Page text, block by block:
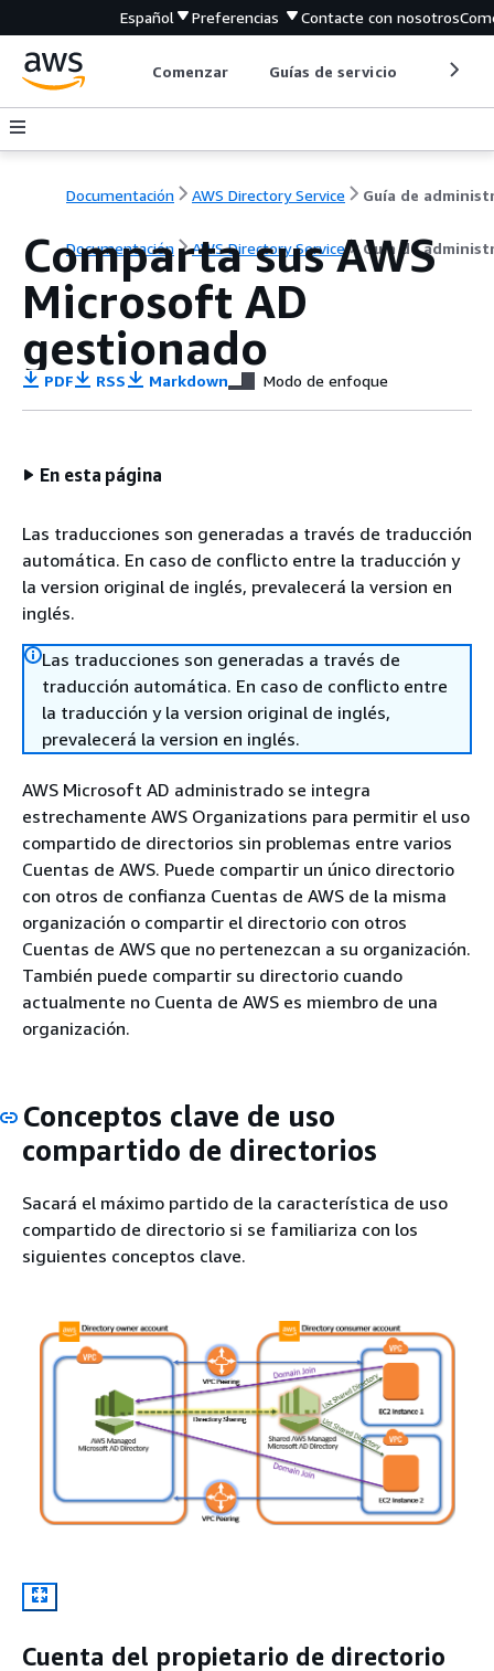
Español Preferencias Contacte con nosotros
Comenzar Guías de servicio
Documentación AWS Directory Service
Documentación AWS Directory Service Guía de
Comparta sus AWS
Microsoft AD
gestionado
PDF RSS Markdown Modo de enfoque
En esta página
Las traducciones son generadas a través de traducción
automática. En caso de conflicto entre la traducción y
la version original de inglés, prevalecerá la version en
inglés.
Las traducciones son generadas a través de
traducción automática. En caso de conflicto entre
la traducción y la version original de inglés,
prevalecerá la version en inglés.
AWS Microsoft AD administrado se integra
estrechamente AWS Organizations para permitir el uso
compartido de directorios sin problemas entre varios
Cuentas de AWS. Puede compartir un único directorio
con otros de confianza Cuentas de AWS de la misma
organización o compartir el directorio con otros
Cuentas de AWS que no pertenezcan a su organización.
También puede compartir su directorio cuando
actualmente no Cuenta de AWS es miembro de una
organización.
Conceptos clave de uso
compartido de directorios
Sacará el máximo partido de la característica de uso
compartido de directorio si se familiariza con los
siguientes conceptos clave.
Cuenta del propietario de directorio